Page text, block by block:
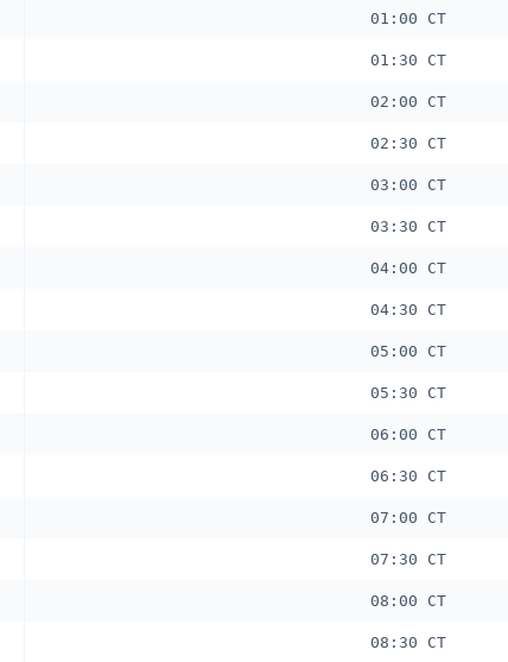
01:00 CT
01:30 CT
02:00 CT
02:30 CT
03:00 CT
03:30 CT
04:00 CT
04:30 CT
05:00 CT
05:30 CT
06:00 CT
06:30 CT
07:00 CT
07:30 CT
08:00 CT
08:30 CT